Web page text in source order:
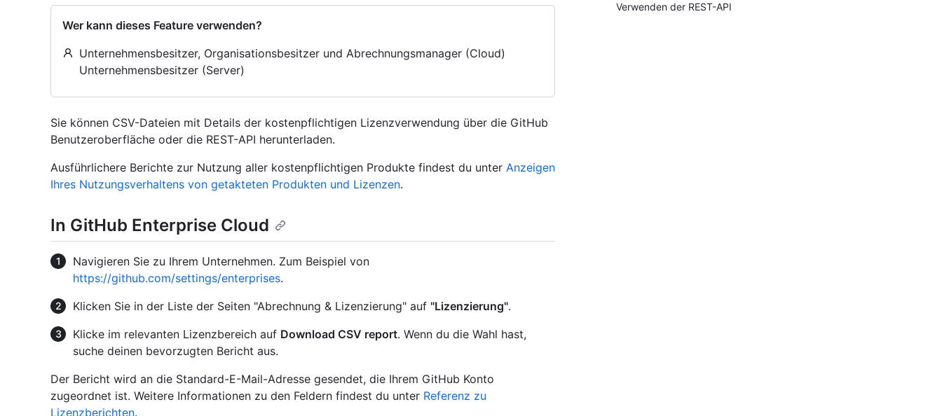
Wer kann dieses Feature verwenden?
Unternehmensbesitzer, Organisationsbesitzer und Abrechnungsmanager (Cloud)
Unternehmensbesitzer (Server)
Verwenden der REST-API
Sie können CSV-Dateien mit Details der kostenpflichtigen Lizenzverwendung über die GitHub
Benutzeroberfläche oder die REST-API herunterladen.
Ausführlichere Berichte zur Nutzung aller kostenpflichtigen Produkte findest du unter Anzeigen
Ihres Nutzungsverhaltens von getakteten Produkten und Lizenzen.
In GitHub Enterprise Cloud
Navigieren Sie zu Ihrem Unternehmen. Zum Beispiel von
https://github.com/settings/enterprises.
Klicken Sie in der Liste der Seiten "Abrechnung & Lizenzierung" auf "Lizenzierung".
Klicke im relevanten Lizenzbereich auf Download CSV report. Wenn du die Wahl hast,
suche deinen bevorzugten Bericht aus.
Der Bericht wird an die Standard-E-Mail-Adresse gesendet, die Ihrem GitHub Konto
zugeordnet ist. Weitere Informationen zu den Feldern findest du unter Referenz zu
Lizenzberichten.